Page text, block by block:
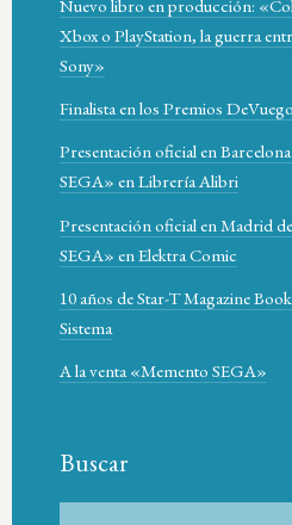
Nuevo libro en producción:
Xbox o PlayStation, la guerra
Sony»
Finalista en los Premios
Presentación oficial en
SEGA» en Librería Alibri
Presentación oficial en Madrid
SEGA» en Elektra Comic
10 años de Star-T Magazine
Sistema
A la venta «Memento SEGA»
Buscar